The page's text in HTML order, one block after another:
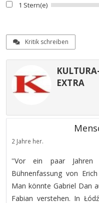
1 Stern(e)
Kritik schreiben
KULTURA-
EXTRA
2 Jahre her.
''Vor ein paar
Bühnenfassung von
Man könnte Gabriel Dan
Fabian verstehen. In